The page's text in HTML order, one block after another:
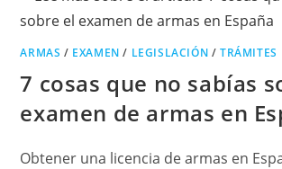
ARMAS / EXAMEN / LEGISLACIÓN /TRÁMITES
7 cosas que no sabías
examen de armas en
Obtener una licencia de armas en